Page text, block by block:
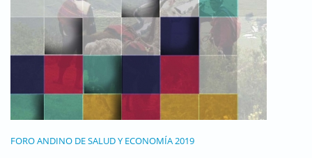
FORO ANDINO DE SALUD Y ECONOMÍA 2019